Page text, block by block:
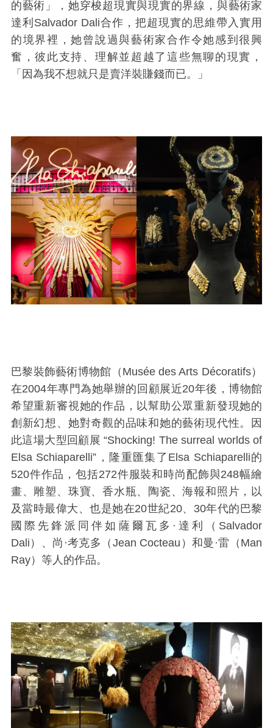
的藝術」，她穿梭超現實與現實的界線，與藝術家
達利Salvador Dali合作，把超現實的思維帶入實用
的境界裡，她曾說過與藝術家合作令她感到很興
奮，彼此支持、理解並超越了這些無聊的現實，
「因為我不想就只是賣洋裝賺錢而已。」
巴黎裝飾藝術博物館（Musée des Arts Décoratifs）
在2004年專門為她舉辦的回顧展近20年後，博物館
希望重新審視她的作品，以幫助公眾重新發現她的
創新幻想、她對奇觀的品味和她的藝術現代性。因
此這場大型回顧展 “Shocking! The surreal worlds of
Elsa Schiaparelli”，隆重匯集了Elsa Schiaparelli的
520件作品，包括272件服裝和時尚配飾與248幅繪
畫、雕塑、珠寶、香水瓶、陶瓷、海報和照片，以
及當時最偉大、也是她在20世紀20、30年代的巴黎
國際先鋒派同伴如薩爾瓦多·達利（Salvador
Dali）、尚·考克多（Jean Cocteau）和曼·雷（Man
Ray）等人的作品。